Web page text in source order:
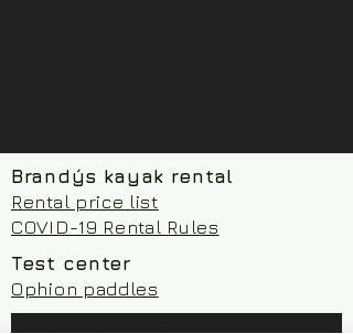
Brandýs kayak rental
Rental price list
COVID-19 Rental Rules
Test center
Ophion paddles